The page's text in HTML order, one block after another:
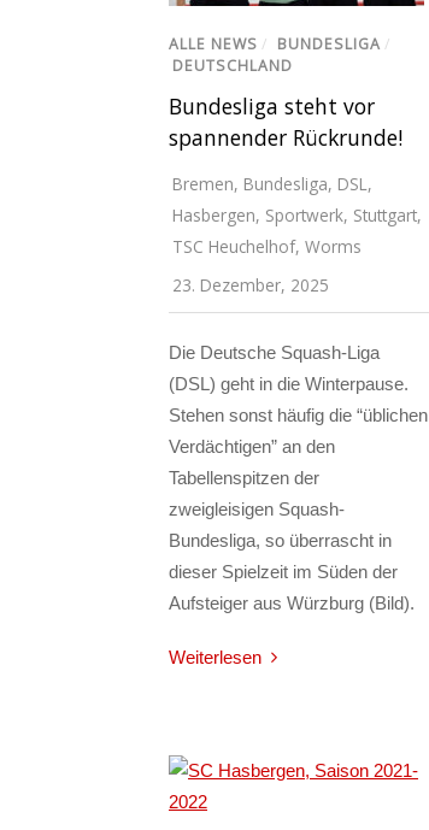
ALLE NEWS / BUNDESLIGA /
DEUTSCHLAND
Bundesliga steht vor
spannender Rückrunde!
Bremen, Bundesliga, DSL,
Hasbergen, Sportwerk, Stuttgart,
TSC Heuchelhof, Worms
23. Dezember, 2025
Die Deutsche Squash-Liga
(DSL) geht in die Winterpause.
Stehen sonst häufig die “üblichen
Verdächtigen” an den
Tabellenspitzen der
zweigleisigen Squash-
Bundesliga, so überrascht in
dieser Spielzeit im Süden der
Aufsteiger aus Würzburg (Bild).
Weiterlesen